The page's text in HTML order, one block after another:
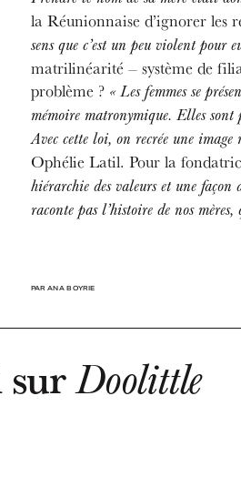
la Réunionnaise d’ignorer les
sens que c’est un peu violent pour
matrilinéarité – système de
problème ? « Les femmes se
mémoire matronymique. Elles sont
Avec cette loi, on recrée une image
Ophélie Latil. Pour la
hiérarchie des valeurs et une façon
raconte pas l’histoire de nos
PAR ANA BOYRIE
surDoolittle